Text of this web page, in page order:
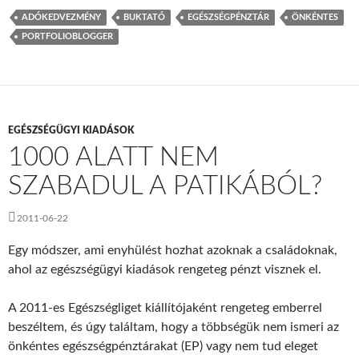
ADÓKEDVEZMÉNY BUKTATÓ EGÉSZSÉGPÉNZTÁR ÖNKÉNTES
PORTFOLIOBLOGGER
EGÉSZSÉGÜGYI KIADÁSOK
1000 ALATT NEM
SZABADUL A PATIKÁBÓL?
2011-06-22
Egy módszer, ami enyhülést hozhat azoknak a családoknak,
ahol az egészségügyi kiadások rengeteg pénzt visznek el.
A 2011-es Egészségliget kiállítójaként rengeteg emberrel
beszéltem, és úgy találtam, hogy a többségük nem ismeri az
önkéntes egészségpénztárakat (EP) vagy nem tud eleget